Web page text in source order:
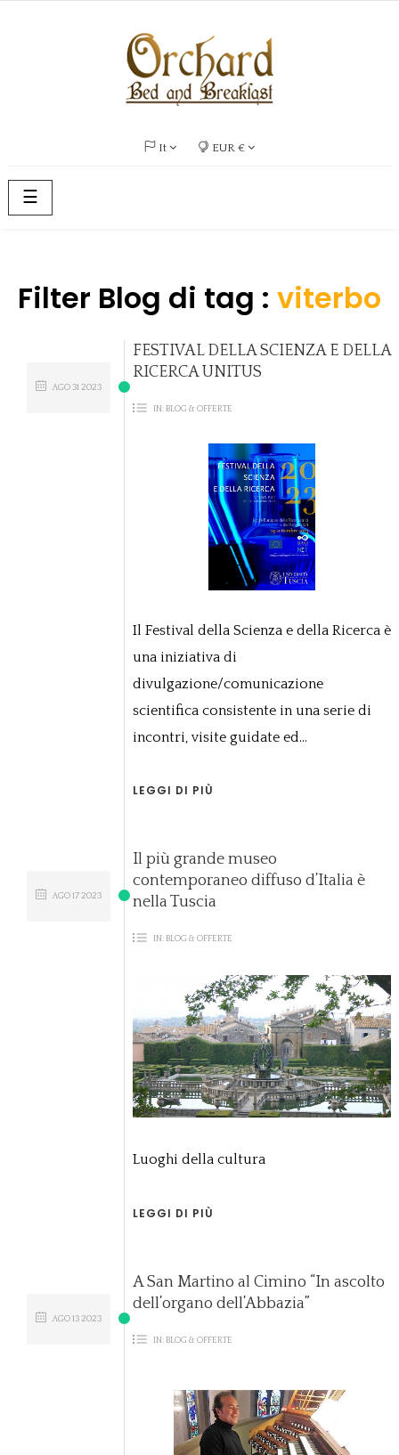
It EUR €
navigazione
Toggle
☰
Filter Blog di tag : viterbo
FESTIVAL DELLA SCIENZA E DELLA
RICERCA UNITUS
IN: BLOG & OFFERTE
AGO 31 2023
Il Festival della Scienza e della Ricerca è
una iniziativa di
divulgazione/comunicazione
scientifica consistente in una serie di
incontri, visite guidate ed...
LEGGI DI PIÙ
Il più grande museo
contemporaneo diffuso d’Italia è
nella Tuscia
IN: BLOG & OFFERTE
AGO172023
Luoghi della cultura
LEGGI DI PIÙ
A San Martino al Cimino “In ascolto
dell’organo dell’Abbazia”
IN: BLOG & OFFERTE
AGO132023